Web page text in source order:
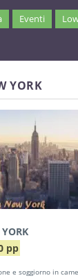
Eventi
YORK
pp
e soggiorno in